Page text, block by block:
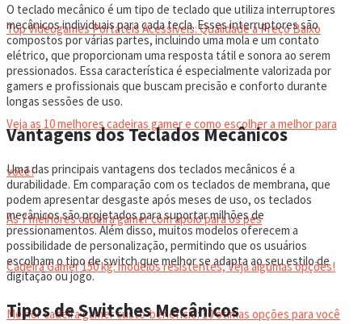
Top Videogames Portáteis Acessíveis: Qualidade a Preço Baixo
CADEIRA GAMER
Veja as 10 melhores cadeiras gamer e como escolher a melhor para
você!
As 7 melhores cadeira gamer com apoio para os pés
Cadeira Gamer 150 kg: modelos resistentes, Veja algumas opções!
Melhor cadeira gamer custo-benefício: 10 ótimas opções para você
O teclado mecânico é um tipo de teclado que utiliza interruptores
mecânicos individuais para cada tecla. Esses interruptores são
compostos por várias partes, incluindo uma mola e um contato
elétrico, que proporcionam uma resposta tátil e sonora ao serem
pressionados. Essa característica é especialmente valorizada por
gamers e profissionais que buscam precisão e conforto durante
longas sessões de uso.
Vantagens dos Teclados Mecânicos
Uma das principais vantagens dos teclados mecânicos é a
durabilidade. Em comparação com os teclados de membrana, que
podem apresentar desgaste após meses de uso, os teclados
mecânicos são projetados para suportar milhões de
pressionamentos. Além disso, muitos modelos oferecem a
possibilidade de personalização, permitindo que os usuários
escolham o tipo de switch que melhor se adapta ao seu estilo de
digitação ou jogo.
Tipos de Switches Mecânicos